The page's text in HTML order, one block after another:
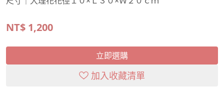
NT$ 1,200
立即選購
加入收藏清單